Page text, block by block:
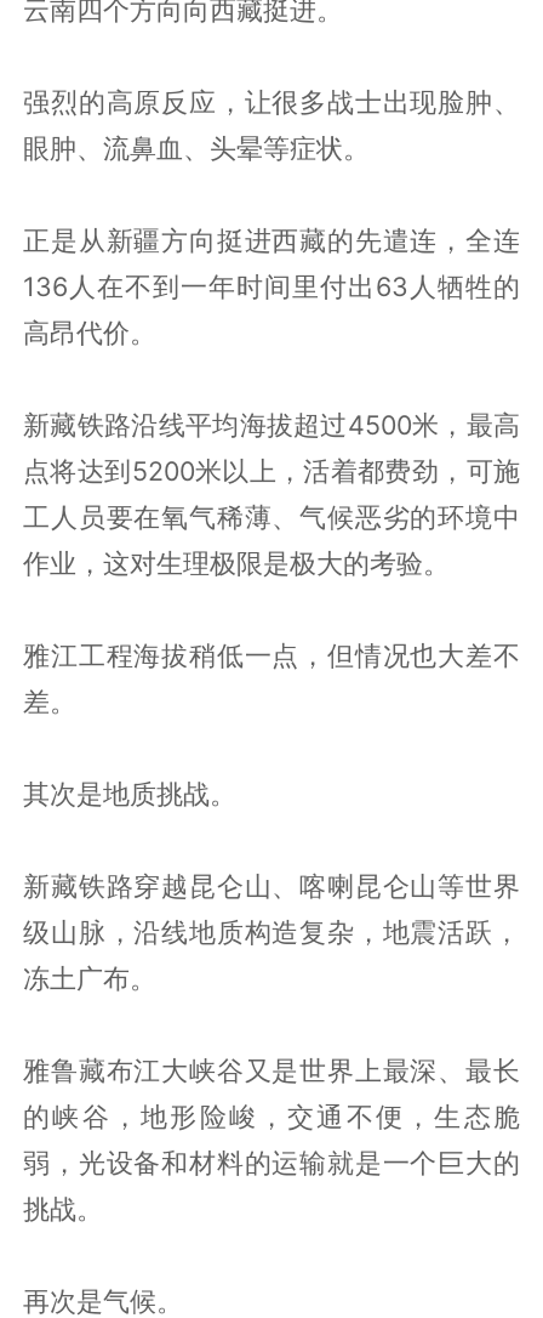
云南四个方向向西藏挺进。
强烈的高原反应，让很多战士出现脸肿、
眼肿、流鼻血、头晕等症状。
正是从新疆方向挺进西藏的先遣连，全连
136人在不到一年时间里付出63人牺牲的
高昂代价。
新藏铁路沿线平均海拔超过4500米，最高
点将达到5200米以上，活着都费劲，可施
工人员要在氧气稀薄、气候恶劣的环境中
作业，这对生理极限是极大的考验。
雅江工程海拔稍低一点，但情况也大差不
差。
其次是地质挑战。
新藏铁路穿越昆仑山、喀喇昆仑山等世界
级山脉，沿线地质构造复杂，地震活跃，
冻土广布。
雅鲁藏布江大峡谷又是世界上最深、最长
的峡谷，地形险峻，交通不便，生态脆
弱，光设备和材料的运输就是一个巨大的
挑战。
再次是气候。